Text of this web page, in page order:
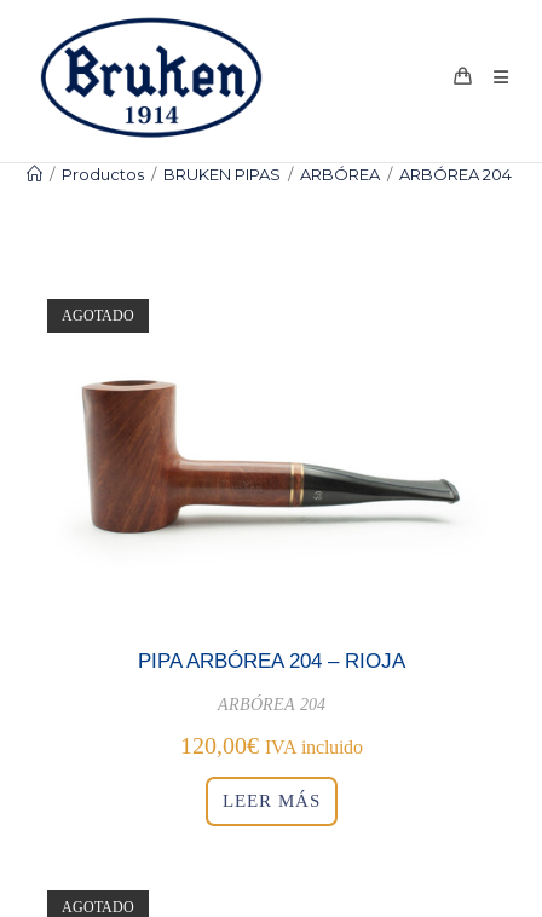
contenido
/ Productos / BRUKEN PIPAS / ARBÓREA / ARBÓREA 204
AGOTADO
PIPA ARBÓREA 204 – RIOJA
ARBÓREA 204
120,00€ IVA incluido
LEER MÁS
AGOTADO